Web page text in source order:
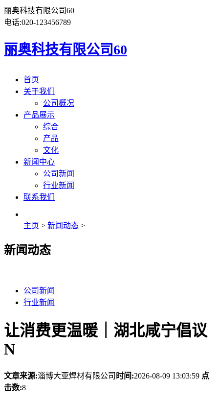
丽奥科技有限公司60
电话:020-123456789
丽奥科技有限公司60
首页
关于我们
公司概况
产品展示
综合
产品
文化
新闻中心
公司新闻
行业新闻
联系我们
主页 > 新闻动态 >
新闻动态
公司新闻
行业新闻
让消费更温暖｜湖北咸宁倡议
N
文章来源:淄博大亚焊材有限公司 时间:2026-08-09 13:03:59 点
击数:8